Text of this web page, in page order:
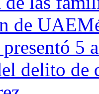
de
5
delito de